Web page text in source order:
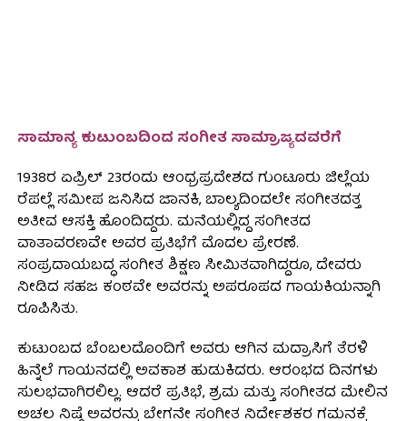
ಸಾಮಾನ್ಯ ಕುಟುಂಬದಿಂದ ಸಂಗೀತ ಸಾಮ್ರಾಜ್ಯದವರೆಗೆ
1938ರ ಏಪ್ರಿಲ್ 23ರಂದು ಆಂಧ್ರಪ್ರದೇಶದ ಗುಂಟೂರು ಜಿಲ್ಲೆಯ
ರೆಪಲ್ಲೆ ಸಮೀಪ ಜನಿಸಿದ ಜಾನಕಿ, ಬಾಲ್ಯದಿಂದಲೇ ಸಂಗೀತದತ್ತ
ಅತೀವ ಆಸಕ್ತಿ ಹೊಂದಿದ್ದರು. ಮನೆಯಲ್ಲಿದ್ದ ಸಂಗೀತದ
ವಾತಾವರಣವೇ ಅವರ ಪ್ರತಿಭೆಗೆ ಮೊದಲ ಪ್ರೇರಣೆ.
ಸಂಪ್ರದಾಯಬದ್ಧ ಸಂಗೀತ ಶಿಕ್ಷಣ ಸೀಮಿತವಾಗಿದ್ದರೂ, ದೇವರು
ನೀಡಿದ ಸಹಜ ಕಂಠವೇ ಅವರನ್ನು ಅಪರೂಪದ ಗಾಯಕಿಯನ್ನಾಗಿ
ರೂಪಿಸಿತು.
ಕುಟುಂಬದ ಬೆಂಬಲದೊಂದಿಗೆ ಅವರು ಆಗಿನ ಮದ್ರಾಸಿಗೆ ತೆರಳಿ
ಹಿನ್ನೆಲೆ ಗಾಯನದಲ್ಲಿ ಅವಕಾಶ ಹುಡುಕಿದರು. ಆರಂಭದ ದಿನಗಳು
ಸುಲಭವಾಗಿರಲಿಲ್ಲ. ಆದರೆ ಪ್ರತಿಭೆ, ಶ್ರಮ ಮತ್ತು ಸಂಗೀತದ ಮೇಲಿನ
ಅಚಲ ನಿಷ್ಠೆ ಅವರನ್ನು ಬೇಗನೇ ಸಂಗೀತ ನಿರ್ದೇಶಕರ ಗಮನಕ್ಕೆ